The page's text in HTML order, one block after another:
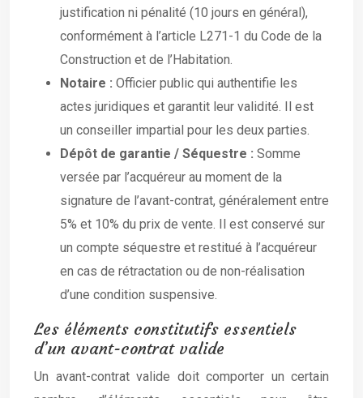
justification ni pénalité (10 jours en général),
conformément à l’article L271-1 du Code de la
Construction et de l’Habitation.
Notaire : Officier public qui authentifie les
actes juridiques et garantit leur validité. Il est
un conseiller impartial pour les deux parties.
Dépôt de garantie / Séquestre : Somme
versée par l’acquéreur au moment de la
signature de l’avant-contrat, généralement entre
5% et 10% du prix de vente. Il est conservé sur
un compte séquestre et restitué à l’acquéreur
en cas de rétractation ou de non-réalisation
d’une condition suspensive.
Les éléments constitutifs essentiels
d’un avant-contrat valide
Un avant-contrat valide doit comporter un certain